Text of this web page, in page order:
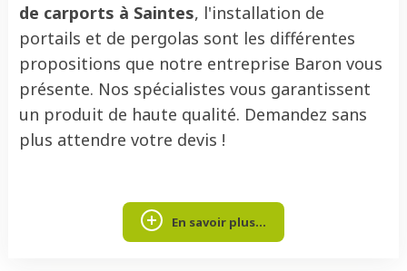
de carports à Saintes, l'installation de
portails et de pergolas sont les différentes
propositions que notre entreprise Baron vous
présente. Nos spécialistes vous garantissent
un produit de haute qualité. Demandez sans
plus attendre votre devis !
En savoir plus...